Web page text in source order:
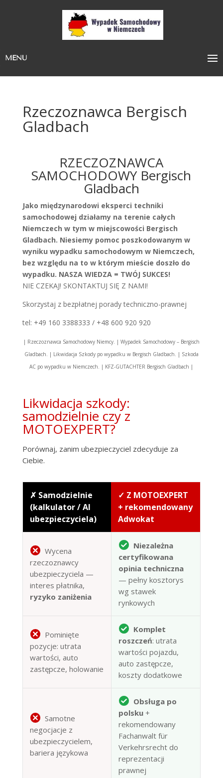
MENU
Rzeczoznawca Bergisch
Gladbach
RZECZOZNAWCA
SAMOCHODOWY Bergisch
Gladbach
Jako międzynarodowi eksperci techniki
samochodowej działamy na terenie całych
Niemczech w tym w miejscowości Bergisch
Gladbach. Niesiemy pomoc poszkodowanym w
wyniku wypadku samochodowym w Niemczech,
bez względu na to w którym mieście doszło do
wypadku. NASZA WIEDZA = TWÓJ SUKCES!
NIE CZEKAJ! SKONTAKTUJ SIĘ Z NAMI!
Skorzystaj z bezpłatnej porady techniczno-prawnej
tel: +49 160 3388333 / +48 600 920 920
| Rzeczoznawca Samochodowy Niemcy. | Wypadek Samochodowy – Bergisch
Gladbach. | Likwidacja Szkody po wypadku w Bergisch Gladbach. | Szkoda
AC po wypadku w Niemczech. | KFZ-GUTACHTER Bergisch Gladbach |
Likwidacja szkody:
samodzielnie czy z
MOTOEXPERT?
Porównaj, zanim ubezpieczyciel zdecyduje za
Ciebie.
✗ Samodzielnie
(kalkulator / AI
ubezpieczyciela)
✓ Z MOTOEXPERT
+ rekomendowany
Adwokat
Wycena
rzeczoznawcy
ubezpieczyciela —
interes płatnika,
ryzyko zaniżenia
Niezależna
certyfikowana
opinia techniczna
— pełny kosztorys
wg stawek
rynkowych
Pominięte
pozycje: utrata
wartości, auto
zastępcze, holowanie
Komplet
roszczeń: utrata
wartości pojazdu,
auto zastępcze,
koszty dodatkowe
Samotne
negocjacje z
ubezpieczycielem,
bariera językowa
Obsługa po
polsku+
rekomendowany
Fachanwalt für
Verkehrsrecht do
reprezentacji
prawnej